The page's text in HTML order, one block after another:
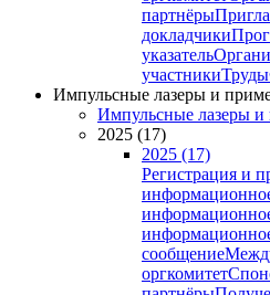
партнёры
докладчики
указатель
участникиТруды
Импульсные лазеры и
Импульсные лазеры и
2025 (17)
2025 (17)
Регистрация и
сообщение
оргкомитет